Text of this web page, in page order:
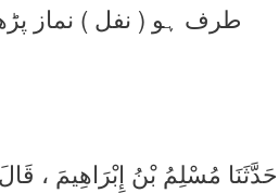
طرف ہو ( نفل ) نماز
حَدَّثَنَا مُسْلِمُ بْنُ إِبْرَاهِيمَ ،